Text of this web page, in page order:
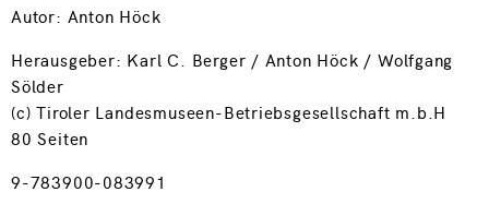
Autor: Anton Höck
Herausgeber: Karl C. Berger / Anton Höck / Wolfgang
Sölder
(c) Tiroler Landesmuseen-Betriebsgesellschaft m.b.H
80 Seiten
9-783900-083991